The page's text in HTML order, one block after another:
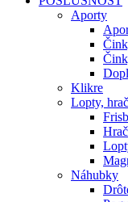
Aporty
Klikre
Lopty,
Náhubky